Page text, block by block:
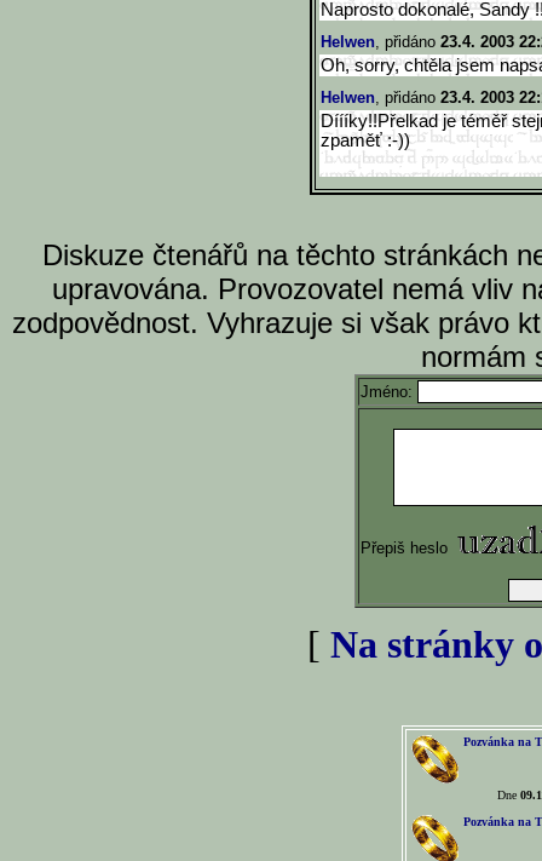
Naprosto dokonalé, Sandy
Helwen, přidáno 23.4. 2003
Oh, sorry, chtěla jsem
Helwen, přidáno 23.4. 2003
Díííky!!Přelkad je téměř
zpaměť :-))
Diskuze čtenářů na těchto stránkách
upravována. Provozovatel nemá vliv
zodpovědnost. Vyhrazuje si však právo
normám
Jméno:
Přepiš heslo
[ Na stránky
Pozvánka na
Dne
Pozvánka na